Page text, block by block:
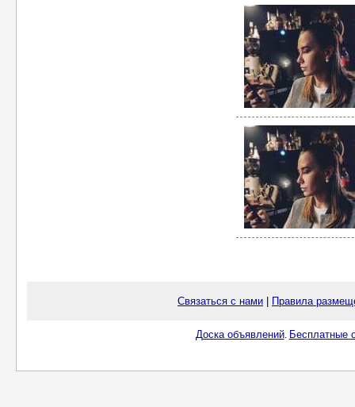
Связаться с нами Правила
Доска объявлений. Бесплатные